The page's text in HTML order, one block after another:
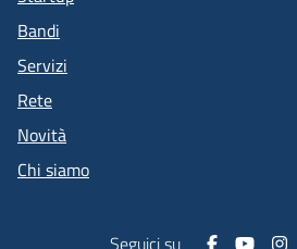
Bandi
Servizi
Rete
Novità
Chi siamo
Seguici su